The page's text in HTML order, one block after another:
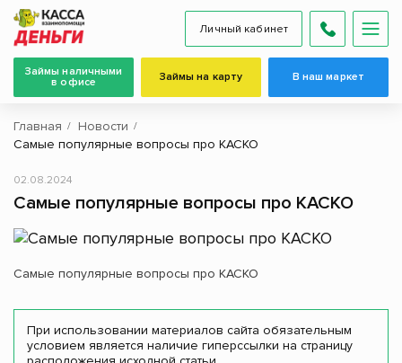
Личный кабинет
Займы наличными
в офисе
Займы на карту В наш маркет
Главная
Новости
Самые популярные вопросы про КАСКО
Самые популярные вопросы про КАСКО
02.08.2024
Самые популярные вопросы про КАСКО
При использовании материалов сайта обязательным
условием является наличие гиперссылки на страницу